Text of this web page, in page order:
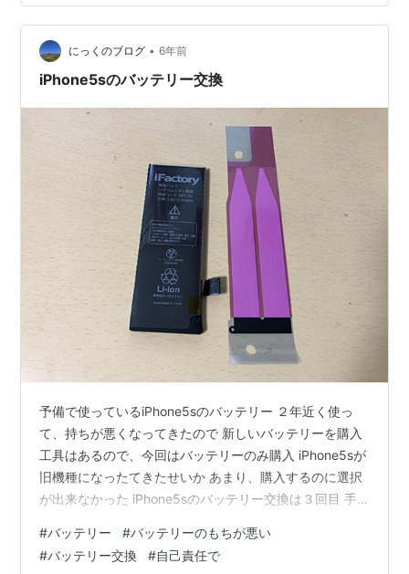
初めて充電器にさした記憶があるのだが、今の16GBモデ
ルは3日くらいだった。 使い方としてはネットサーフイ
ンとMusicアプリで音楽を聴く、Y…
にっくのブログ • 6年前
iPhone5sのバッテリー交換
予備で使っているiPhone5sのバッテリー ２年近く使っ
て、持ちが悪くなってきたので 新しいバッテリーを購入
工具はあるので、今回はバッテリーのみ購入 iPhone5sが
旧機種になったてきたせいか あまり、購入するのに選択
が出来なかった iPhone5sのバッテリー交換は３回目 手
を完了できません」のメッセージが表示 ホームボタンは
機能してた あと、サウンドもダメ コネクタの接触が悪い
#バッテリー #バッテリーのもちが悪い
#バッテリー交換 #自己責任で